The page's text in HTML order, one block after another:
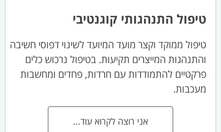
טיפול התנהגותי קוגנטיבי
טיפול ממוקד וקצר מועד המיועד לשינוי דפוסי חשיבה
והתנהגות המייצרים תקיעות. בטיפול נרכוש כלים
פרקטיים להתמודדות עם חרדות, פחדים ומחשבות
מעכבות.
אני רוצה לקרוא עוד...